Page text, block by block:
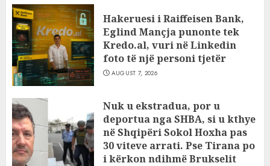
Hakeruesi i Raiffeisen Bank,
Eglind Mançja punonte tek
Kredo.al, vuri në Linkedin
foto të një personi tjetër
AUGUST 7, 2026
Nuk u ekstradua, por u
deportua nga SHBA, si u kthye
në Shqipëri Sokol Hoxha pas
30 viteve arrati. Pse Tirana po
i kërkon ndihmë Brukselit